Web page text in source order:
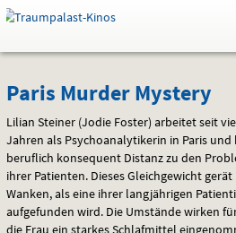
Springe
zum
,zum
.
Navigation
Service
Gehe
zur
Auswahl
Paris
Murder
Mystery
Paris Murder Mystery
Lilian Steiner (Jodie Foster) arbeitet seit
Jahren als Psychoanalytikerin in Paris und
beruflich konsequent Distanz zu den
ihrer Patienten. Dieses Gleichgewicht gerät
Wanken, als eine ihrer langjährigen
aufgefunden wird. Die Umstände wirken
die Frau ein starkes Schlafmittel